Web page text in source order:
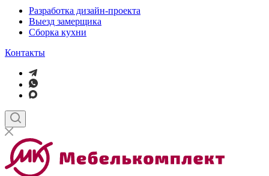
Разработка дизайн-проекта
Выезд замерщика
Сборка кухни
Контакты